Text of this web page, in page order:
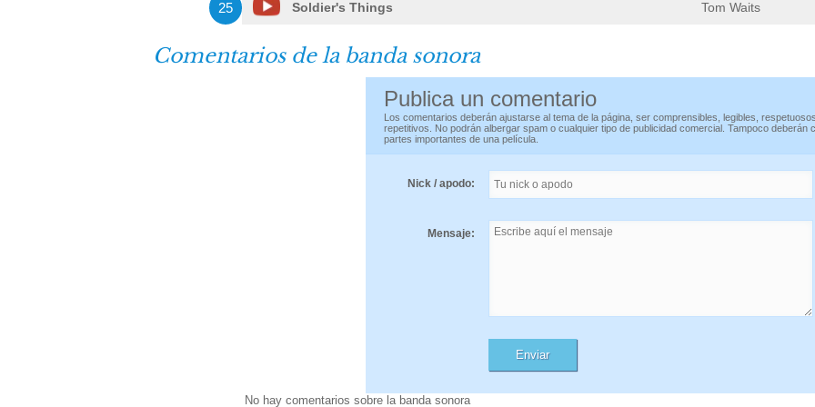
25 Soldier's Things Tom Waits
Comentarios de la banda sonora
Publica un comentario
Los comentarios deberán ajustarse al tema de la página, ser comprensibles, legibles,
repetitivos. No podrán albergar spam o cualquier tipo de publicidad comercial. Tampoco deberán
partes importantes de una película.
Nick / apodo:
Mensaje:
No hay comentarios sobre la banda sonora